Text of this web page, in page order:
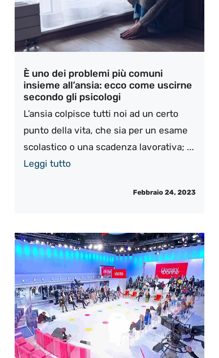
È uno dei problemi più comuni
insieme all’ansia: ecco come uscirne
secondo gli psicologi
L’ansia colpisce tutti noi ad un certo
punto della vita, che sia per un esame
scolastico o una scadenza lavorativa; ...
Leggi tutto
Febbraio 24, 2023